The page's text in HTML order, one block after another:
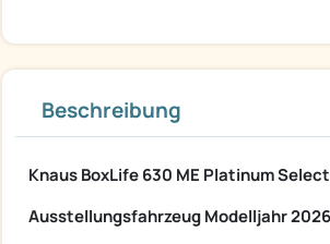
Beschreibung
Knaus BoxLife 630 ME Platinum
Ausstellungsfahrzeug Modelljahr 2026